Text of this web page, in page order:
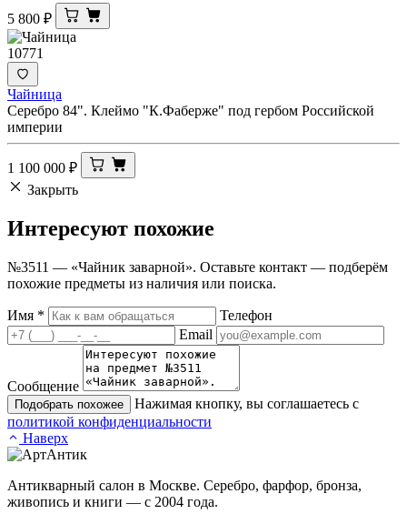
5 800 ₽
10771
Чайница
Серебро 84". Клеймо "К.Фаберже" под гербом Российской
империи
1 100 000 ₽
Закрыть
Интересуют похожие
№3511 — «Чайник заварной». Оставьте контакт — подберём
похожие предметы из наличия или поиска.
Имя *
Телефон
Email
Сообщение
Подобрать похожее
Нажимая кнопку, вы соглашаетесь с
политикой конфиденциальности
Наверх
Антикварный салон в Москве. Серебро, фарфор, бронза,
живопись и книги — с 2004 года.